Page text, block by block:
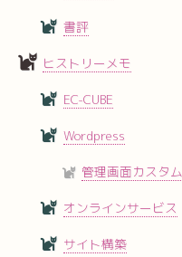
書評
ヒストリーメモ
EC-CUBE
Wordpress
管理画面カスタム
オンラインサービス
サイト構築